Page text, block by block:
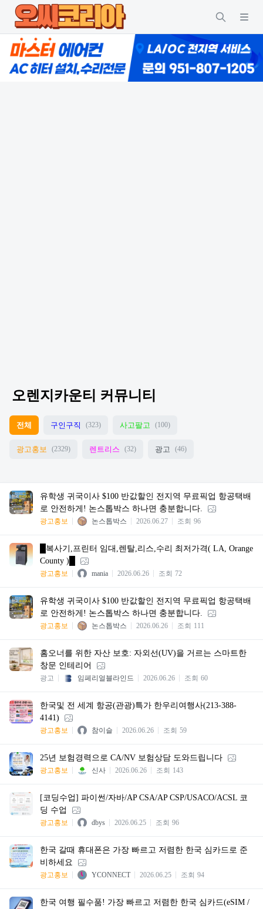
오렌지카운티 커뮤니티
전체 구인구직 (323) 사고팔고 (100)
광고홍보 (2329) 렌트리스 (32) 광고 (46)
유학생 귀국이사 $100 반값할인 전지역 무료픽업 항공택배
로 안전하게! 논스톱박스 하나면 충분합니다.
광고홍보 논스톱박스 2026.06.27 조회 96
█복사기,프린터 임대,렌탈,리스,수리 최저가격( LA, Orange
County )█
광고홍보 mania 2026.06.26 조회 72
유학생 귀국이사 $100 반값할인 전지역 무료픽업 항공택배
로 안전하게! 논스톱박스 하나면 충분합니다.
광고홍보 논스톱박스 2026.06.26 조회 111
홈오너를 위한 자산 보호: 자외선(UV)을 거르는 스마트한
창문 인테리어
광고 임페리얼블라인드 2026.06.26 조회 60
한국및 전 세계 항공(관광)특가 한우리여행사(213-388-
4141)
광고홍보 참이슬 2026.06.26 조회 59
25년 보험경력으로 CA/NV 보험상담 도와드립니다
광고홍보 신사 2026.06.26 조회 143
[코딩수업] 파이썬/자바/AP CSA/AP CSP/USACO/ACSL 코
딩 수업
광고홍보 dbys 2026.06.25 조회 96
한국 갈때 휴대폰은 가장 빠르고 저렴한 한국 심카드로 준
비하세요
광고홍보 YCONNECT 2026.06.25 조회 94
한국 여행 필수품! 가장 빠르고 저렴한 한국 심카드(eSIM /